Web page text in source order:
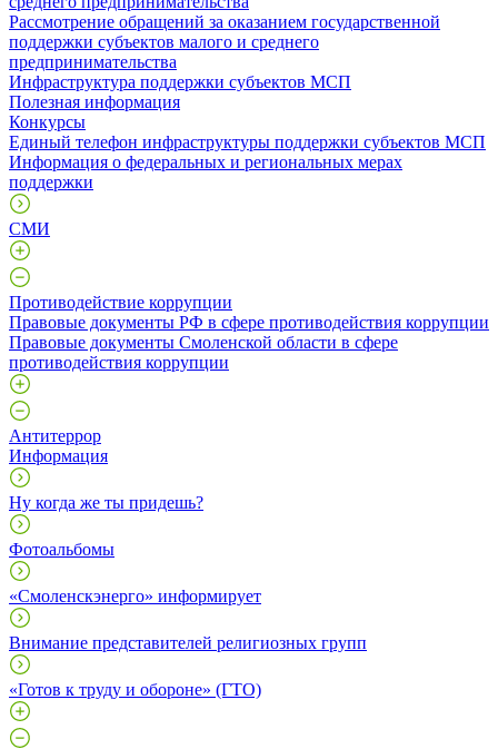
Рассмотрение обращений за оказанием государственной
поддержки субъектов малого и среднего
предпринимательства
Инфраструктура поддержки субъектов МСП
Полезная информация
Конкурсы
Единый телефон инфраструктуры поддержки субъектов МСП
Информация о федеральных и региональных мерах
поддержки
СМИ
Противодействие коррупции
Правовые документы РФ в сфере противодействия коррупции
Правовые документы Смоленской области в сфере
противодействия коррупции
Антитеррор
Информация
Ну когда же ты придешь?
Фотоальбомы
«Смоленскэнерго» информирует
Внимание представителей религиозных групп
«Готов к труду и обороне» (ГТО)